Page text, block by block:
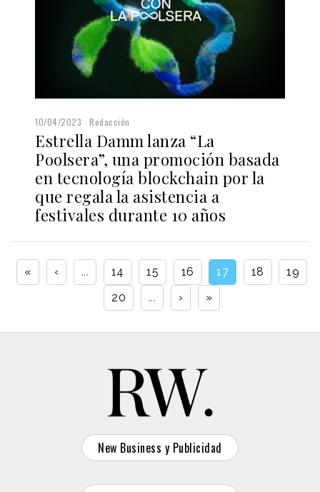
10/04/2023 Redacción
Estrella Damm lanza “La
Poolsera”, una promoción basada
en tecnología blockchain por la
que regala la asistencia a
festivales durante 10 años
« ‹ ... 14 15 16 17 18
19
20
... › »
New Business y Publicidad